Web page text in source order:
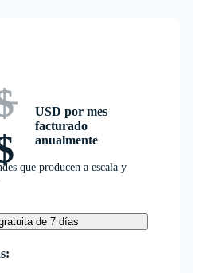
USD por mes
facturado
anualmente
que producen a escala y
de 7 días